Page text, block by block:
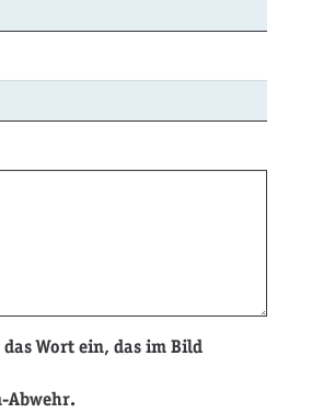
Wort ein, das im Bild
Abwehr.